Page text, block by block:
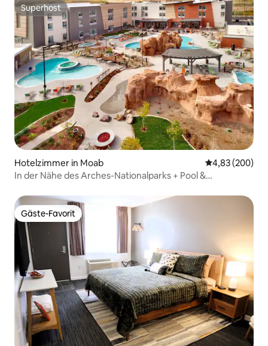
Superhost
Superhost
Hotelzimmer in Moab
4,83 (200)
In der Nähe des Arches-Nationalparks + Pool &
Gäste-Favorit
Gäste-Favorit